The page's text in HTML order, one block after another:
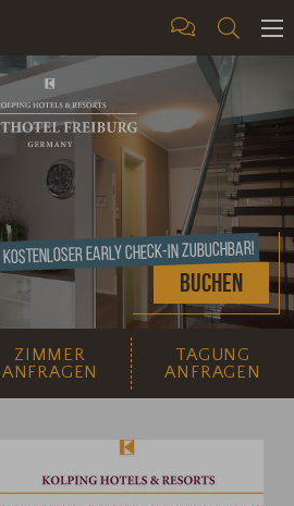
Buchen
Kostenloser Early Check-In zubuchbar!
ZIMMER
ANFRAGEN
TAGUNG
ANFRAGEN